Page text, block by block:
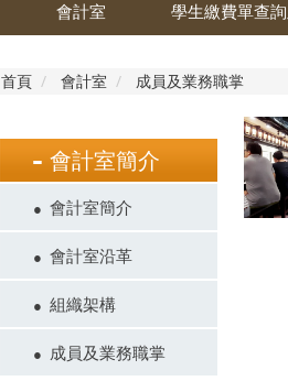
會計室 學生繳費單查
首頁 會計室 成員及業務職掌
會計室簡介
會計室簡介
會計室沿革
組織架構
成員及業務職掌